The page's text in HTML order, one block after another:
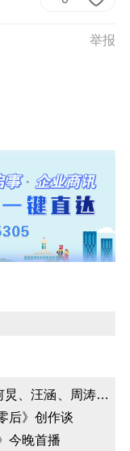
举报
、汪涵、周涛等
后》创作谈
今晚首播